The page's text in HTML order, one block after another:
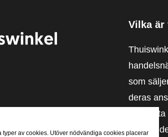
Vilka är
som
deras
av cookies. Utöver nödvändiga cookies placerar